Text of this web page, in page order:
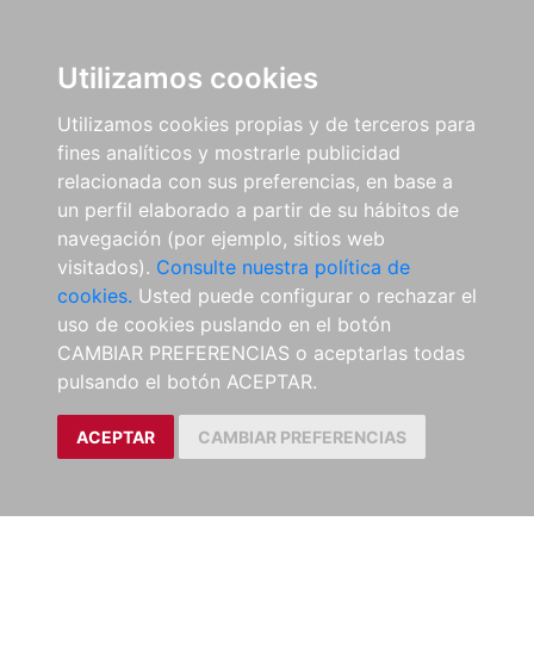
Utilizamos cookies
Utilizamos cookies propias y de terceros para
fines analíticos y mostrarle publicidad
relacionada con sus preferencias, en base a
un perfil elaborado a partir de su hábitos de
navegación (por ejemplo, sitios web
visitados). Consulte nuestra política de
cookies. Usted puede configurar o rechazar el
uso de cookies puslando en el botón
CAMBIAR PREFERENCIAS o aceptarlas todas
pulsando el botón ACEPTAR.
ACEPTAR CAMBIAR PREFERENCIAS